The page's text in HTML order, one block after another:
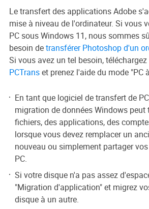
Le transfert des applications Adobe
mise à niveau de l'ordinateur. Si vous
PC sous Windows 11, nous sommes
besoin detransférer Photoshop d'un
Si vous avez un tel besoin, téléchargez
PCTranset prenez l'aide du mode "PC
En tant que logiciel de transfert de
migration de données Windows peut
fichiers, des applications, des
lorsque vous devez remplacer un
nouveau ou simplement partager
PC.
Si votre disque n'a pas assez
"Migration d'application" et migrez
disque à un autre.